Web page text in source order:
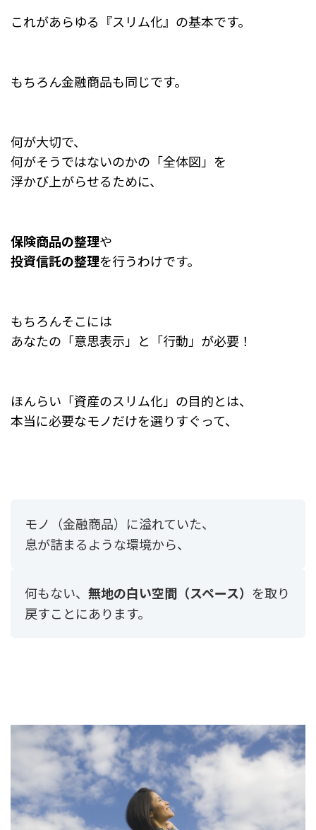
これがあらゆる『スリム化』の基本です。
もちろん金融商品も同じです。
何が大切で、
何がそうではないのかの「全体図」を
浮かび上がらせるために、
保険商品の整理や
投資信託の整理を行うわけです。
もちろんそこには
あなたの「意思表示」と「行動」が必要！
ほんらい「資産のスリム化」の目的とは、
本当に必要なモノだけを選りすぐって、
モノ（金融商品）に溢れていた、
息が詰まるような環境から、
何もない、 無地の白い空間（スペース） を取り
戻すことにあります。